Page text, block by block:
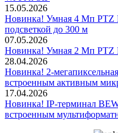
15.05.2026
Новинка! Умная 4 Мп PTZ
подсветкой до 300 м
07.05.2026
Новинка! Умная 2 Мп PTZ
28.04.2026
Новинка! 2-
встроенным активным
17.04.2026
Новинка! IP-терминал
встроенным